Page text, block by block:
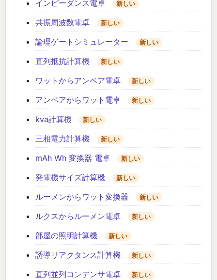
インピーダンス電卓 新しい
共振周波数電卓 新しい
論理ゲートシミュレーター 新しい
直列抵抗計算機 新しい
ワットからアンペア電卓 新しい
アンペアからワット電卓 新しい
kva計算機 新しい
三相電力計算機 新しい
mAh Wh 変換器 電卓 新しい
発電機サイズ計算機 新しい
ルーメンからワット変換器 新しい
ルクスからルーメン電卓 新しい
部屋の照明計算機 新しい
誘導リアクタンス計算機 新しい
直列並列コンデンサ電卓 新しい